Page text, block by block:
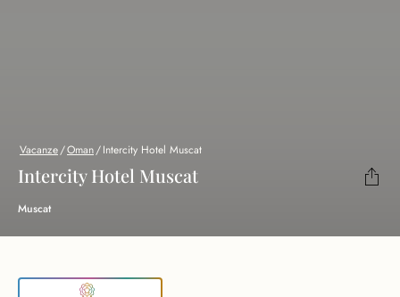
Vacanze/Oman/Intercity Hotel Muscat
Intercity Hotel Muscat
Muscat